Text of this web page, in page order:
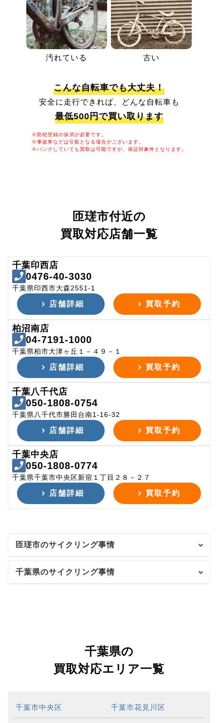
汚れている 古い
こんな自転車でも大丈夫！
安全に走行できれば、どんな自転車も
最低500円で買い取ります
※防犯登録の抹消が必要です。
※事故車などは引取となる場合がございます。
※パンクしていても買取は可能ですが、保証対象外となります。
匝瑳市付近の
買取対応店舗一覧
千葉印西店
0476-40-3030
千葉県印西市大森2551-1
店舗詳細 買取予約
柏沼南店
04-7191-1000
千葉県柏市大津ヶ丘１－４９－１
店舗詳細 買取予約
千葉八千代店
050-1808-0754
千葉県八千代市勝田台南1-16-32
店舗詳細 買取予約
千葉中央店
050-1808-0774
千葉県千葉市中央区新宿１丁目２８－２７
店舗詳細 買取予約
匝瑳市のサイクリング事情
千葉県のサイクリング事情
千葉県の
買取対応エリア一覧
千葉市中央区 千葉市花見川区